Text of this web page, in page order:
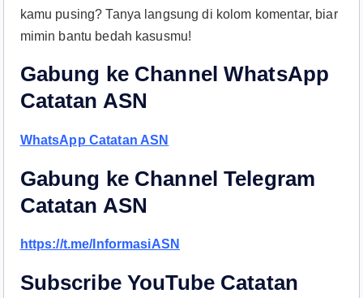
kamu pusing? Tanya langsung di kolom komentar, biar
mimin bantu bedah kasusmu!
Gabung ke Channel WhatsApp
Catatan ASN
WhatsApp Catatan ASN
Gabung ke Channel Telegram
Catatan ASN
https://t.me/InformasiASN
Subscribe YouTube Catatan